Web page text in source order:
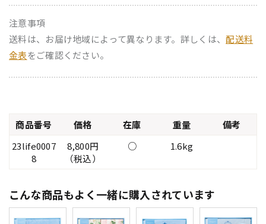
注意事項
送料は、お届け地域によって異なります。詳しくは、配送料
金表をご確認ください。
商品番号 価格 在庫 重量
備考
23life0007
8
8,800円
（税込）
○ 1.6kg
こんな商品もよく一緒に購入されています